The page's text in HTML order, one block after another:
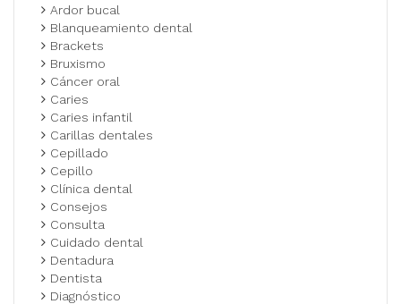
Ardor bucal
Blanqueamiento dental
Brackets
Bruxismo
Cáncer oral
Caries
Caries infantil
Carillas dentales
Cepillado
Cepillo
Clínica dental
Consejos
Consulta
Cuidado dental
Dentadura
Dentista
Diagnóstico